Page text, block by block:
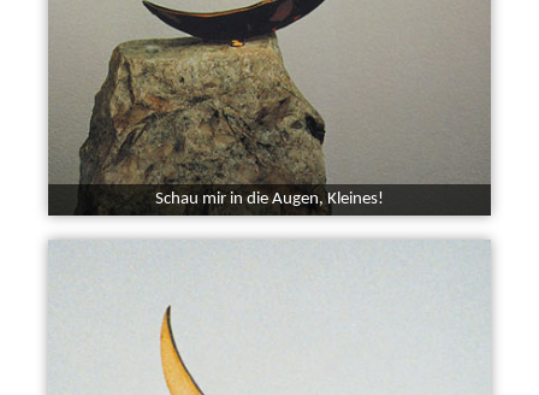
Schau mir in die Augen, Kleines!